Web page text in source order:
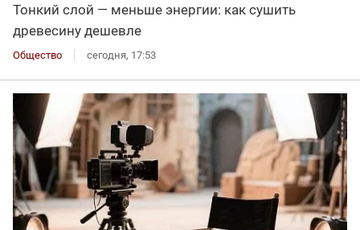
Тонкий слой — меньше энергии: как сушить
древесину дешевле
Общество сегодня, 17:53